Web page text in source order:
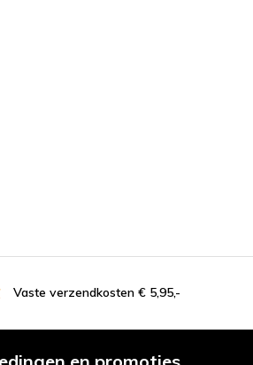
Vaste verzendkosten € 5,95,-